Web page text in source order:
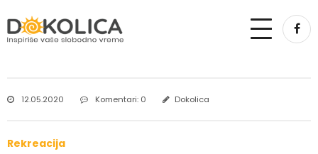
12.05.2020 Komentari: 0 Dokolica
Rekreacija